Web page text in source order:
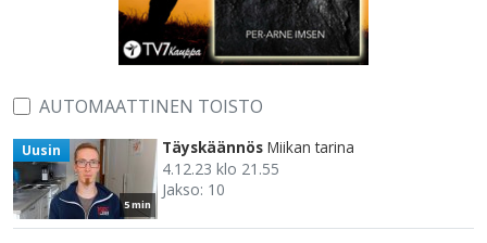
AUTOMAATTINEN TOISTO
5 min
Uusin Täyskäännös Miikan tarina
4.12.23 klo 21.55
Jakso: 10